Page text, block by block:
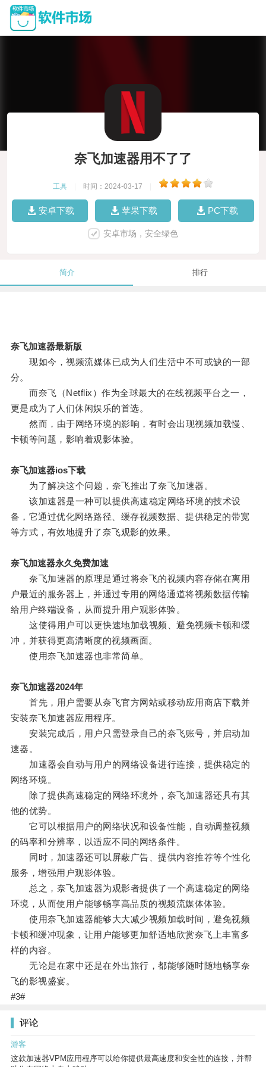
奈飞加速器用不了了
工具 时间：2024-03-17
安卓下载 苹果下载 PC下载
安卓市场，安全绿色
简介 排行
奈飞加速器最新版
现如今，视频流媒体已成为人们生活中不可或缺的一部
分。
而奈飞（Netflix）作为全球最大的在线视频平台之一，
更是成为了人们休闲娱乐的首选。
然而，由于网络环境的影响，有时会出现视频加载慢、
卡顿等问题，影响着观影体验。
奈飞加速器ios下载
为了解决这个问题，奈飞推出了奈飞加速器。
该加速器是一种可以提供高速稳定网络环境的技术设
备，它通过优化网络路径、缓存视频数据、提供稳定的带宽
等方式，有效地提升了奈飞观影的效果。
奈飞加速器永久免费加速
奈飞加速器的原理是通过将奈飞的视频内容存储在离用
户最近的服务器上，并通过专用的网络通道将视频数据传输
给用户终端设备，从而提升用户观影体验。
这使得用户可以更快速地加载视频、避免视频卡顿和缓
冲，并获得更高清晰度的视频画面。
使用奈飞加速器也非常简单。
奈飞加速器2024年
首先，用户需要从奈飞官方网站或移动应用商店下载并
安装奈飞加速器应用程序。
安装完成后，用户只需登录自己的奈飞账号，并启动加
速器。
加速器会自动与用户的网络设备进行连接，提供稳定的
网络环境。
除了提供高速稳定的网络环境外，奈飞加速器还具有其
他的优势。
它可以根据用户的网络状况和设备性能，自动调整视频
的码率和分辨率，以适应不同的网络条件。
同时，加速器还可以屏蔽广告、提供内容推荐等个性化
服务，增强用户观影体验。
总之，奈飞加速器为观影者提供了一个高速稳定的网络
环境，从而使用户能够畅享高品质的视频流媒体体验。
使用奈飞加速器能够大大减少视频加载时间，避免视频
卡顿和缓冲现象，让用户能够更加舒适地欣赏奈飞上丰富多
样的内容。
无论是在家中还是在外出旅行，都能够随时随地畅享奈
飞的影视盛宴。
#3#
评论
游客
这款加速器VPM应用程序可以给你提供最高速度和安全性的连接，并帮